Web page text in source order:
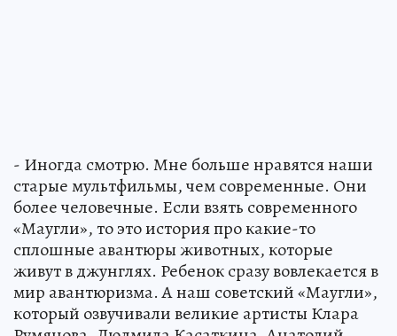
- Иногда смотрю. Мне больше нравятся наши
старые мультфильмы, чем современные. Они
более человечные. Если взять современного
«Маугли», то это история про какие-то
сплошные авантюры животных, которые
живут в джунглях. Ребенок сразу вовлекается в
мир авантюризма. А наш советский «Маугли»,
который озвучивали великие артисты Клара